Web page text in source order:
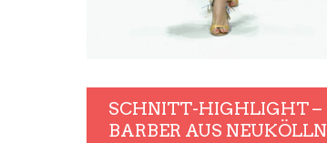
SCHNITT-HIGHLIGHT –
BARBER AUS NEUKÖLLN